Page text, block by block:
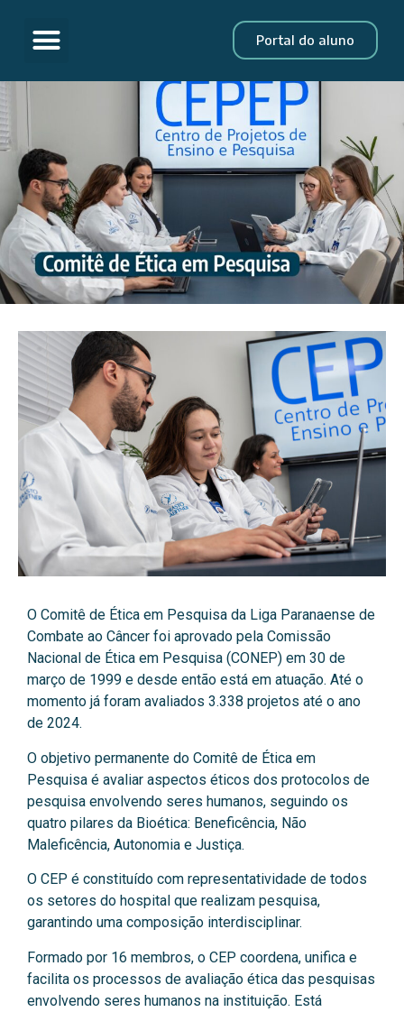
Portal do aluno
O Comitê de Ética em Pesquisa da Liga Paranaense de
Combate ao Câncer foi aprovado pela Comissão
Nacional de Ética em Pesquisa (CONEP) em 30 de
março de 1999 e desde então está em atuação. Até o
momento já foram avaliados 3.338 projetos até o ano
de 2024.
O objetivo permanente do Comitê de Ética em
Pesquisa é avaliar aspectos éticos dos protocolos de
pesquisa envolvendo seres humanos, seguindo os
quatro pilares da Bioética: Beneficência, Não
Maleficência, Autonomia e Justiça.
O CEP é constituído com representatividade de todos
os setores do hospital que realizam pesquisa,
garantindo uma composição interdisciplinar.
Formado por 16 membros, o CEP coordena, unifica e
facilita os processos de avaliação ética das pesquisas
envolvendo seres humanos na instituição. Está